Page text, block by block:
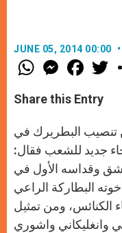
JUNE 05, 2014 00:00
W
h
t
s
p
p
M
e
s
e
g
e
r
F
a
e
b
k
w
r
Share this Entry
البطريرك في
جديد للشعب فقال:
وقداسه الأول في
البطاركة الراعي
الكنائس، ومن تمثيل
وانغليكاني واشوري